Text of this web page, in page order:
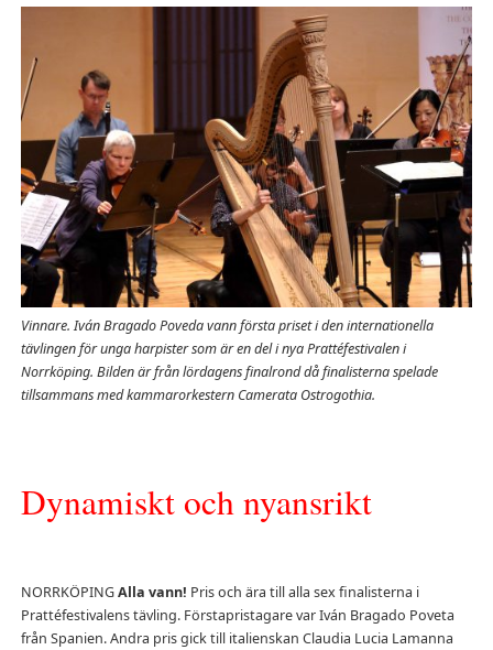
Vinnare. Iván Bragado Poveda vann första priset i den internationella
tävlingen för unga harpister som är en del i nya Prattéfestivalen i
Norrköping. Bilden är från lördagens finalrond då finalisterna spelade
tillsammans med kammarorkestern Camerata Ostrogothia.
Dynamiskt och nyansrikt
NORRKÖPINGAlla vann! Pris och ära till alla sex finalisterna i
Prattéfestivalens tävling. Förstapristagare var Iván Bragado Poveta
från Spanien. Andra pris gick till italienskan Claudia Lucia Lamanna